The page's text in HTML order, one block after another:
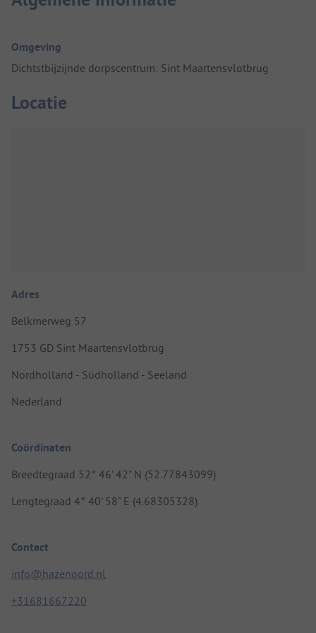
Omgeving
Dichtstbijzijnde dorpscentrum: Sint Maartensvlotbrug
Locatie
Adres
Belkmerweg 57
1753 GD Sint Maartensvlotbrug
Nordholland - Südholland - Seeland
Nederland
Coördinaten
Breedtegraad 52° 46' 42" N (52.77843099)
Lengtegraad 4° 40' 58" E (4.68305328)
Contact
info@hazenoord.nl
+31681667220